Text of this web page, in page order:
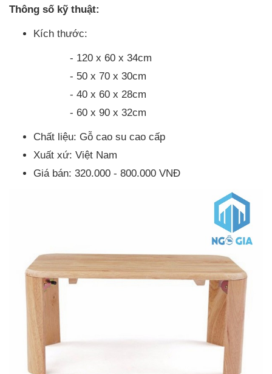
Thông số kỹ thuật:
Kích thước:
- 120 x 60 x 34cm
- 50 x 70 x 30cm
- 40 x 60 x 28cm
- 60 x 90 x 32cm
Chất liệu: Gỗ cao su cao cấp
Xuất xứ: Việt Nam
Giá bán: 320.000 - 800.000 VNĐ